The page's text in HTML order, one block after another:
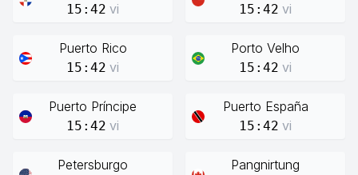
15:42 vi 15:42 vi
Puerto Rico
15:42 vi
Porto Velho
15:42 vi
Puerto Príncipe
15:42 vi
Puerto España
15:42 vi
Petersburgo Pangnirtung